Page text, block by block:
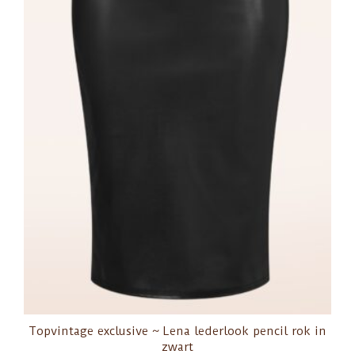
Topvintage exclusive ~ Lena lederlook pencil rok in
zwart